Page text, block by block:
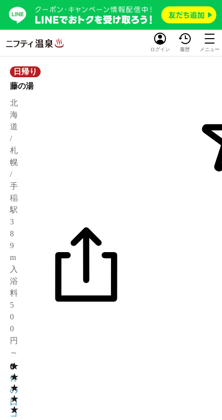
ログイン 履歴 メニュー
日帰り
藤の湯
北
海
道
/
札
幌
/
手
稲
駅
3
8
9
m
入
浴
料
5
0
0
円
～
★
★
★
★
★
0
0
件
の
口
コ